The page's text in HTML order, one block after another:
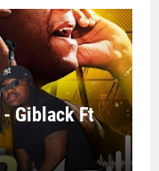
Giblack Ft